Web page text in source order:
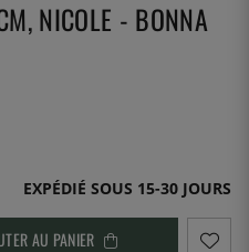
NICOLE - BONNA
EXPÉDIÉ SOUS 15-30 JOURS
AU PANIER